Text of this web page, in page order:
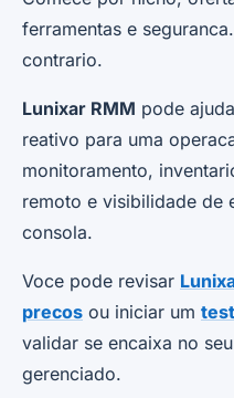
ferramentas e
contrario.
Lunixar RMM pode
reativo para uma
monitoramento,
remoto e visibilidade de
consola.
Voce pode revisar
precos ou iniciar um
validar se encaixa no
gerenciado.